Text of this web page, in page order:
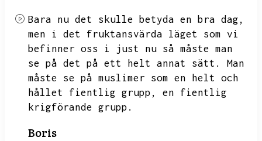
Bara nu det skulle betyda en bra dag,
men i det fruktansvärda läget som vi
befinner oss i
just nu så måste man
se på det på ett helt annat sätt.
Man
måste se på muslimer som en helt och
hållet fientlig grupp,
en fientlig
krigförande grupp.
Boris